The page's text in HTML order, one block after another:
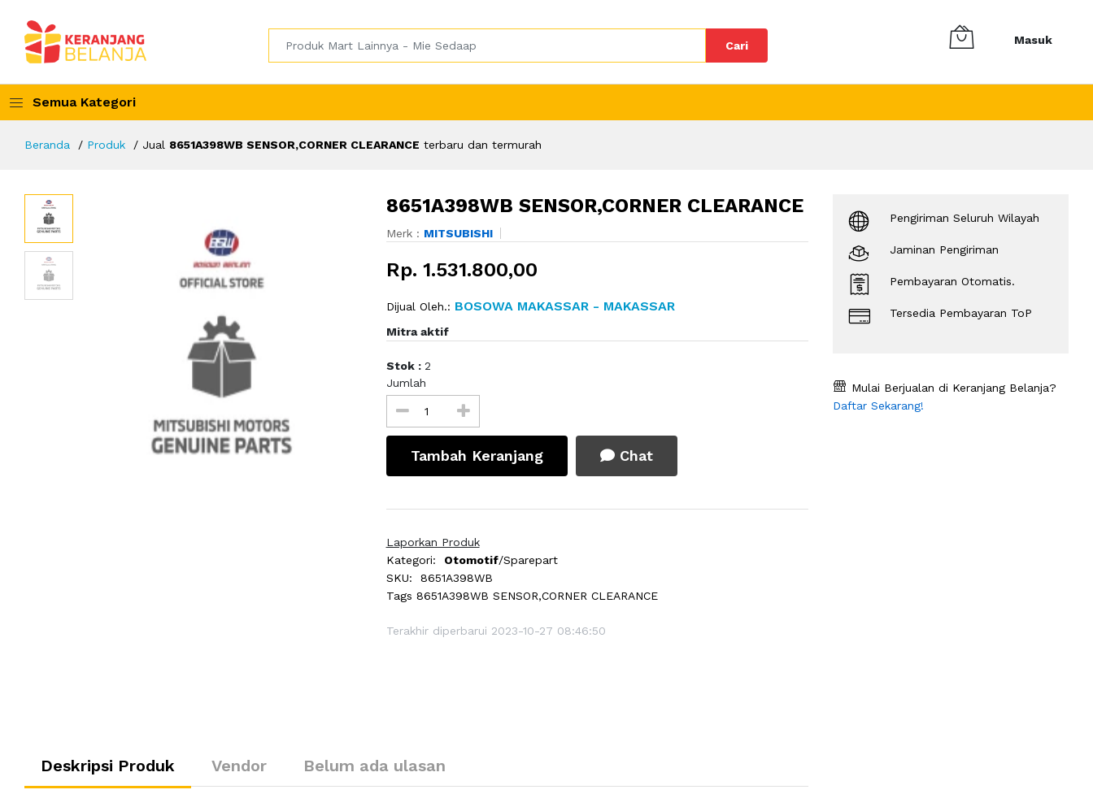
Cari Masuk
Semua Kategori
Beranda Produk Jual 8651A398WB SENSOR,CORNER CLEARANCE terbaru dan termurah
8651A398WB SENSOR,CORNER CLEARANCE
Merk : MITSUBISHI
Rp. 1.531.800,00
Dijual Oleh.: BOSOWA MAKASSAR - MAKASSAR
Mitra aktif
Stok : 2
Jumlah
Tambah Keranjang Chat
Laporkan Produk
Kategori:
Otomotif/Sparepart
SKU:
8651A398WB
Tags 8651A398WB SENSOR,CORNER CLEARANCE
Terakhir diperbarui 2023-10-27 08:46:50
Deskripsi Produk Vendor Belum ada ulasan
Pengiriman Seluruh Wilayah
Jaminan Pengiriman
Pembayaran Otomatis.
Tersedia Pembayaran ToP
Mulai Berjualan di Keranjang Belanja?
Daftar Sekarang!